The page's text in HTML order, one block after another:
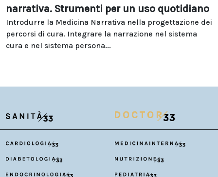
narrativa. Strumenti per un uso quotidiano
Introdurre la Medicina Narrativa nella progettazione dei
percorsi di cura. Integrare la narrazione nel sistema
cura e nel sistema persona...